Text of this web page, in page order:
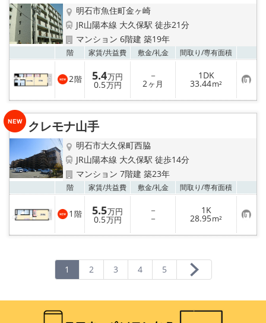
明石市魚住町金ヶ崎
JR山陽本線 大久保駅 徒歩21分
マンション 6階建 築19年
階 家賃/共益費 敷金/礼金 間取り/専有面積
2階 5.4万円
0.5万円
－
2ヶ月
1DK
33.44m² お
気
に
り
クレモナ山手
明石市大久保町西脇
JR山陽本線 大久保駅 徒歩14分
マンション 7階建 築23年
階 家賃/共益費 敷金/礼金 間取り/専有面積
1 階 5.5万円
0.5万円
－
－
1K
28.95m² お
気
に
1 2 3 4 5